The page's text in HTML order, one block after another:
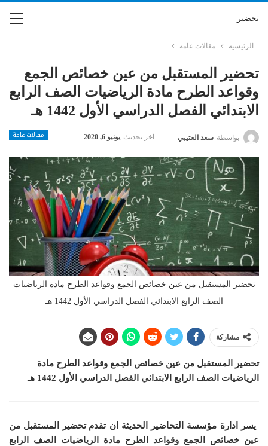
تحضير
الرئيسية مقالات عامة
تحضير المستقبل من عين خصائص الجمع
وقواعد الطرح مادة الرياضيات الصف الرابع
الابتدائي الفصل الدراسي الأول 1442 هـ
مقالات عامة بواسطة سعد العتيبي اخر تحديث يونيو 6, 2020
تحضير المستقبل من عين خصائص الجمع وقواعد الطرح مادة الرياضيات
الصف الرابع الابتدائي الفصل الدراسي الأول 1442 هـ
مشاركة
تحضير المستقبل من عين خصائص الجمع وقواعد الطرح مادة
الرياضيات الصف الرابع الابتدائي الفصل الدراسي الأول 1442 هـ
يسر ادارة مؤسسة التحاضير الحديثة ان تقدم تحضير المستقبل من
عين خصائص الجمع وقواعد الطرح مادة الرياضيات الصف الرابع